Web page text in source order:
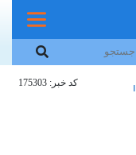
|
کد خبر: 175303